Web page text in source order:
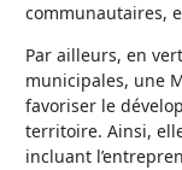
communautaires,
Par ailleurs, en
municipales, une
favoriser le
territoire. Ainsi,
incluant